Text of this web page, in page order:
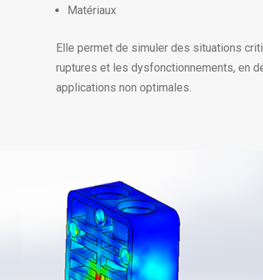
Matériaux
Elle permet de simuler des situations
ruptures et les dysfonctionnements, en
applications non optimales.